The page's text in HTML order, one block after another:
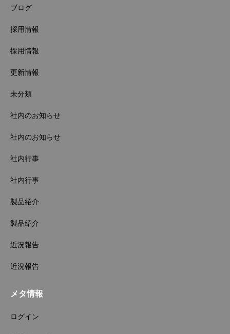
ブログ
採用情報
採用情報
更新情報
未分類
社内のお知らせ
社内のお知らせ
社内行事
社内行事
製品紹介
製品紹介
近況報告
近況報告
メタ情報
ログイン